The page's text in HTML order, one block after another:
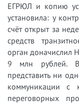
ЕГРЮЛ и копию
установила: у
счёт открыт за
средств
орган доначислил
9 млн рублей. В
представить ни
коммуникации с
переговорных